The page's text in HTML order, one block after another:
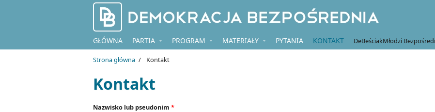
GŁÓWNA PARTIA PROGRAM MATERIAŁY PYTANIA KONTAKT DeBeściakMłodzi
Strona główna / Kontakt
Kontakt
Nazwisko lub pseudonim *